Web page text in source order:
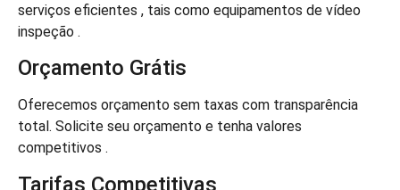
serviços eficientes , tais como equipamentos de vídeo
inspeção .
Orçamento Grátis
Oferecemos orçamento sem taxas com transparência
total. Solicite seu orçamento e tenha valores
competitivos .
Tarifas Competitivas